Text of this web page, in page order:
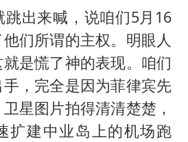
出来喊，说咱们5月16
们所谓的主权。明眼人
是慌了神的表现。咱们
，完全是因为菲律宾先
星图片拍得清清楚楚，
扩建中业岛上的机场跑